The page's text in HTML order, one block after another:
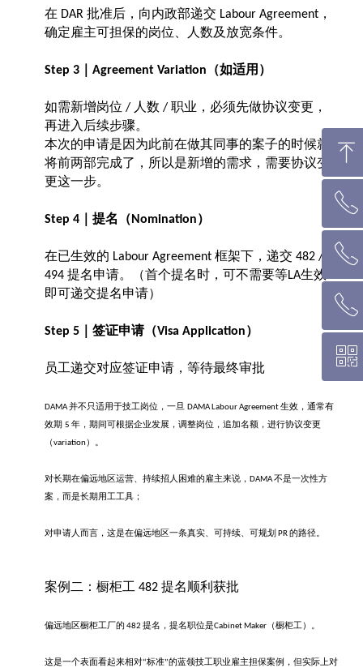
在 DAR 批准后，向内政部递交 Labour Agreement ，
确定雇主可担保的岗位、人数及放宽条件。
Step 3 Agreement Variation （如适用）
如需新增岗位 / 人数 / 职业，必须先做协议变更，
再进入后续步骤。
本次的申请是因为此前在做其同事的案子的时候就
将前两部完成了，所以是新增的需求，需要协议变
更这一步。
Step 4 ｜提名（Nomination）
在已生效的 Labour Agreement 框架下，递交 482 /
494 提名申请。（首个提名时，可不需要等LA生效
即可递交提名申请）
Step 5 ｜签证申请（Visa Application）
员工递交对应签证申请，等待最终审批
DAMA并不只适用于技工岗位，一旦 DAMA Labour Agreement生效，通常有
效期 5 年，期间可根据企业发展，调整岗位，追加名额，进行协议变更
（variation）。
对长期在偏远地区运营、持续招人困难的雇主来说， DAMA不是一次性方
案，而是长期用工工具；
对申请人而言，这是在偏远地区一条真实、可持续、可规划 PR的路径。
案例二：橱柜工 482 提名顺利获批
偏远地区橱柜工厂的 482 提名，提名职位是Cabinet Maker （橱柜工）。
这是一个表面看起来相对“标准”的蓝领技工职业雇主担保案例，但实际上对
ꁸ
回到顶部
ꂅ
墨尔本热线 1300 039 646
ꂅ
悉 尼 热线 02 9282 9836
ꂅ
布里斯班热线 0426 456 158
ꀥ